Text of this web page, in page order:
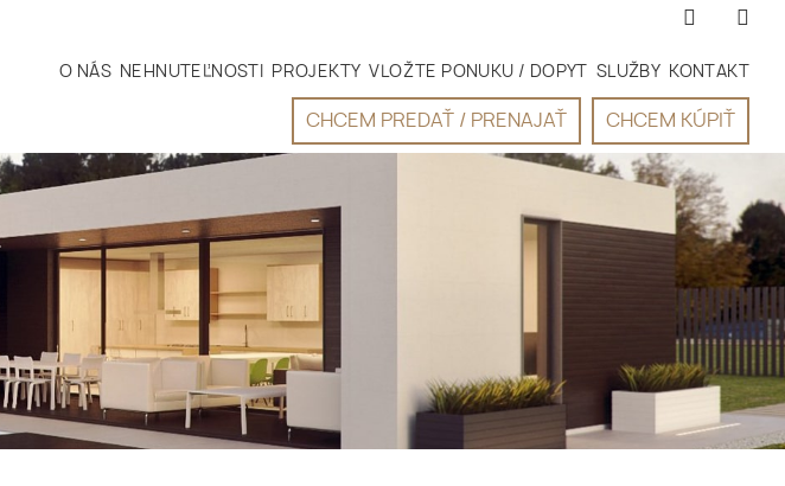
CHCEM PREDAŤ / PRENAJAŤ CHCEM KÚPIŤ
O NÁS NEHNUTEĽNOSTI PROJEKTY VLOŽTE PONUKU / DOPYT SLUŽBY KONTAKT